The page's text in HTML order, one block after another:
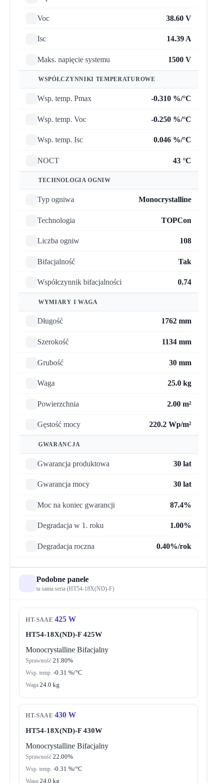
Voc 38.60 V
Isc 14.39 A
Maks. napięcie systemu 1500 V
WSPÓŁCZYNNIKI TEMPERATUROWE
Wsp. temp. Pmax -0.310 %/°C
Wsp. temp. Voc -0.250 %/°C
Wsp. temp. Isc 0.046 %/°C
NOCT 43 °C
TECHNOLOGIA OGNIW
Typ ogniwa Monocrystalline
Technologia TOPCon
Liczba ogniw 108
Bifacjalność Tak
Współczynnik bifacjalności 0.74
WYMIARY I WAGA
Długość 1762 mm
Szerokość 1134 mm
Grubość 30 mm
Waga 25.0 kg
Powierzchnia 2.00 m²
Gęstość mocy 220.2 Wp/m²
GWARANCJA
Gwarancja produktowa 30 lat
Gwarancja mocy 30 lat
Moc na koniec gwarancji 87.4%
Degradacja w 1. roku 1.00%
Degradacja roczna 0.40%/rok
Podobne panele
ta sama seria (HT54-18X(ND)-F)
HT-SAAE 425 W
HT54-18X(ND)-F 425W
Monocrystalline Bifacjalny
Sprawność 21.80%
Wsp. temp. -0.31 %/°C
Waga 24.0 kg
HT-SAAE 430 W
HT54-18X(ND)-F 430W
Monocrystalline Bifacjalny
Sprawność 22.00%
Wsp. temp. -0.31 %/°C
Waga 24.0 kg